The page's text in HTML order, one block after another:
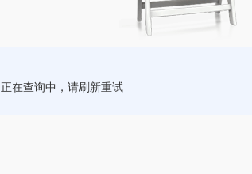
正在查询中，请刷新重试